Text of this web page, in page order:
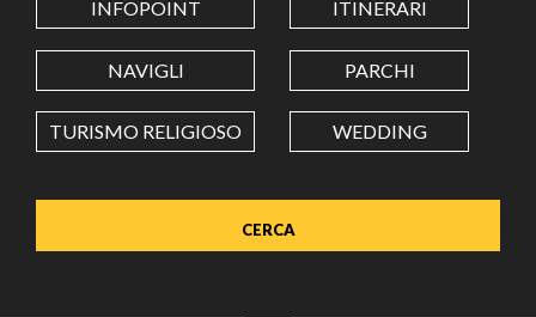
LONGITUDINE
Value in decimal degrees. Use dot (.) as decimal separator.
INFOPOINT ITINERARI
NAVIGLI PARCHI
TURISMO RELIGIOSO WEDDING